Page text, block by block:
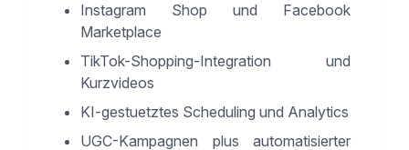
Instagram Shop und Facebook
Marketplace
TikTok-Shopping-Integration und
Kurzvideos
KI-gestuetztes Scheduling und Analytics
UGC-Kampagnen plus automatisierter